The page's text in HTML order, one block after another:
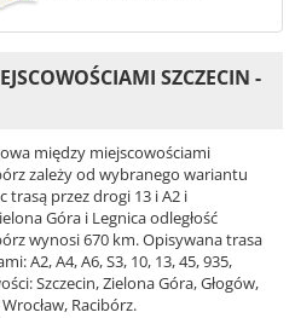
SZCZECIN -
między miejscowościami
zależy od wybranego wariantu
trasą przez drogi 13 i A2 i
Góra i Legnica odległość
wynosi 670 km. Opisywana trasa
A2, A4, A6, S3, 10, 13, 45, 935,
Szczecin, Zielona Góra, Głogów,
Racibórz.